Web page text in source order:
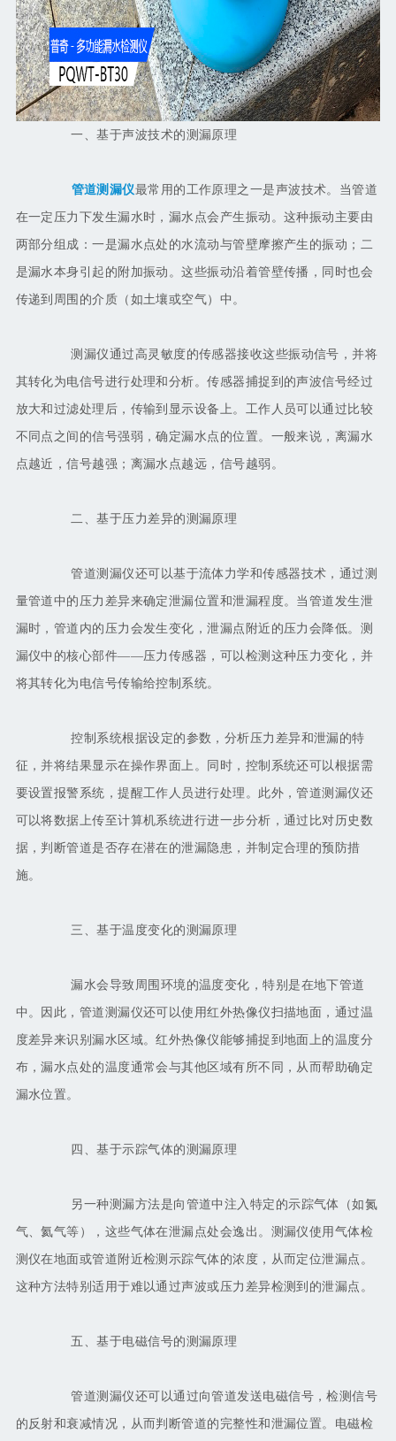
一、基于声波技术的测漏原理
管道测漏仪最常用的工作原理之一是声波技术。当管道
在一定压力下发生漏水时，漏水点会产生振动。这种振动主要由
两部分组成：一是漏水点处的水流动与管壁摩擦产生的振动；二
是漏水本身引起的附加振动。这些振动沿着管壁传播，同时也会
传递到周围的介质（如土壤或空气）中。
测漏仪通过高灵敏度的传感器接收这些振动信号，并将
其转化为电信号进行处理和分析。传感器捕捉到的声波信号经过
放大和过滤处理后，传输到显示设备上。工作人员可以通过比较
不同点之间的信号强弱，确定漏水点的位置。一般来说，离漏水
点越近，信号越强；离漏水点越远，信号越弱。
二、基于压力差异的测漏原理
管道测漏仪还可以基于流体力学和传感器技术，通过测
量管道中的压力差异来确定泄漏位置和泄漏程度。当管道发生泄
漏时，管道内的压力会发生变化，泄漏点附近的压力会降低。测
漏仪中的核心部件——压力传感器，可以检测这种压力变化，并
将其转化为电信号传输给控制系统。
控制系统根据设定的参数，分析压力差异和泄漏的特
征，并将结果显示在操作界面上。同时，控制系统还可以根据需
要设置报警系统，提醒工作人员进行处理。此外，管道测漏仪还
可以将数据上传至计算机系统进行进一步分析，通过比对历史数
据，判断管道是否存在潜在的泄漏隐患，并制定合理的预防措
施。
三、基于温度变化的测漏原理
漏水会导致周围环境的温度变化，特别是在地下管道
中。因此，管道测漏仪还可以使用红外热像仪扫描地面，通过温
度差异来识别漏水区域。红外热像仪能够捕捉到地面上的温度分
布，漏水点处的温度通常会与其他区域有所不同，从而帮助确定
漏水位置。
四、基于示踪气体的测漏原理
另一种测漏方法是向管道中注入特定的示踪气体（如氮
气、氦气等），这些气体在泄漏点处会逸出。测漏仪使用气体检
测仪在地面或管道附近检测示踪气体的浓度，从而定位泄漏点。
这种方法特别适用于难以通过声波或压力差异检测到的泄漏点。
五、基于电磁信号的测漏原理
管道测漏仪还可以通过向管道发送电磁信号，检测信号
的反射和衰减情况，从而判断管道的完整性和泄漏位置。电磁检